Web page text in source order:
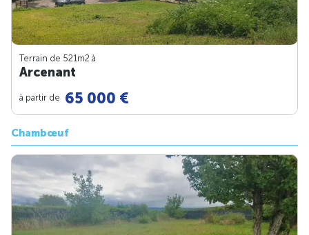
Terrain de 521m2 à
Arcenant
à partir de 65 000 €
Chambœuf